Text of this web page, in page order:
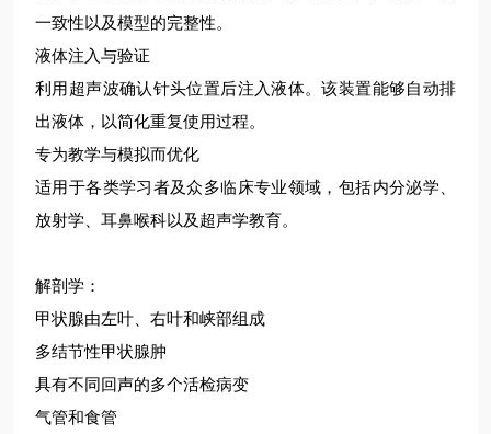
一致性以及模型的完整性。
液体注入与验证
利用超声波确认针头位置后注入液体。该装置能够自动排
出液体，以简化重复使用过程。
专为教学与模拟而优化
适用于各类学习者及众多临床专业领域，包括内分泌学、
放射学、耳鼻喉科以及超声学教育。
解剖学：
甲状腺由左叶、右叶和峡部组成
多结节性甲状腺肿
具有不同回声的多个活检病变
气管和食管